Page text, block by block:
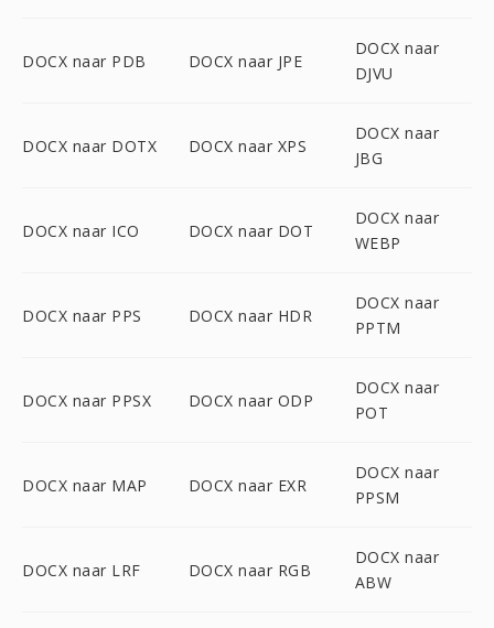
DOCX naar PDB DOCX naar JPE
DOCX naar
DJVU
DOCX naar DOTX DOCX naar XPS
DOCX naar
JBG
DOCX naar ICO DOCX naar DOT
DOCX naar
WEBP
DOCX naar PPS DOCX naar HDR
DOCX naar
PPTM
DOCX naar PPSX DOCX naar ODP
DOCX naar
POT
DOCX naar MAP DOCX naar EXR
DOCX naar
PPSM
DOCX naar LRF DOCX naar RGB
DOCX naar
ABW